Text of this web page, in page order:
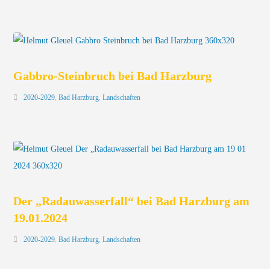
Gabbro-Steinbruch bei Bad Harzburg
2020-2029,Bad Harzburg,Landschaften
Der „Radauwasserfall“ bei Bad Harzburg am
19.01.2024
2020-2029,Bad Harzburg,Landschaften